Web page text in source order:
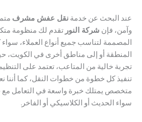
عن خدمةنقل عفش مشرفمتميزة
فإن شركة النورتقدم لك منظومة متكاملة من
لتناسب جميع أنواع العملاء، سواء كان
أو إلى مناطق أخرى في الكويت، حيث نركز
خالية من المتاعب، تعتمد على التنظيم،
كل خطوة من خطوات النقل، كما أننا نعتمد
يمتلك خبرة واسعة في التعامل مع جميع
أو الكلاسيكي أو الفاخر.